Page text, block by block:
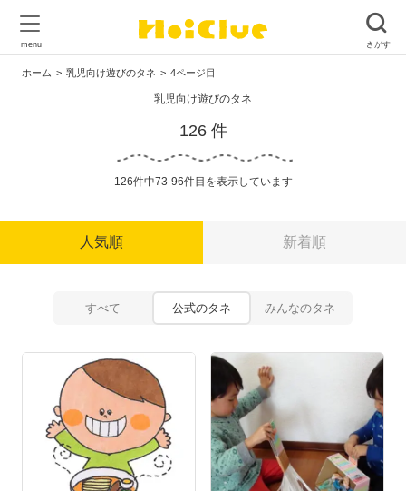
ホーム 乳児向け遊びのタネ 4ページ目
乳児向け遊びのタネ
126 件
126件中73-96件目を表示しています
人気順 新着順
すべて 公式のタネ みんなのタネ